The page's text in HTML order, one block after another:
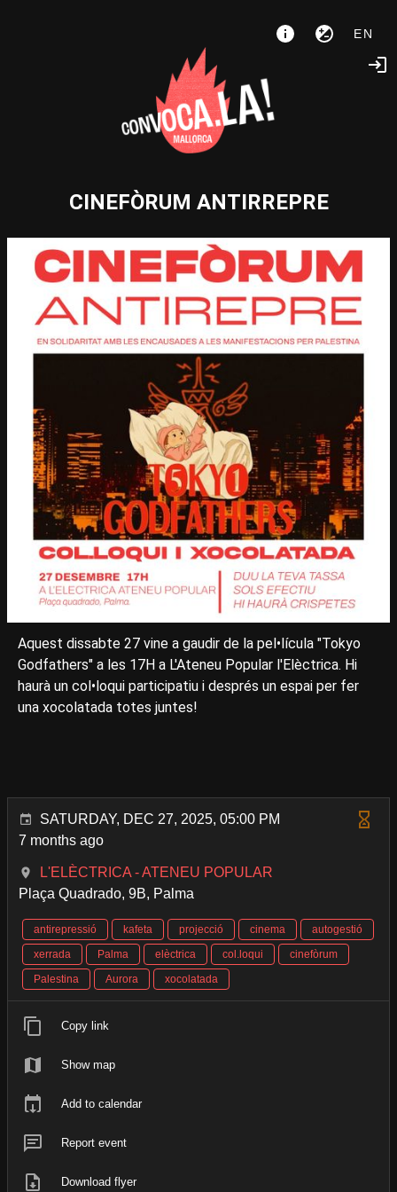
EN
CINEFÒRUM ANTIRREPRE
Aquest dissabte 27 vine a gaudir de la pel•lícula "Tokyo
Godfathers" a les 17H a L'Ateneu Popular l'Elèctrica. Hi
haurà un col•loqui participatiu i després un espai per fer
una xocolatada totes juntes!
SATURDAY, DEC 27, 2025, 05:00 PM
7 months ago
L'ELÈCTRICA - ATENEU POPULAR
Plaça Quadrado, 9B, Palma
antirepressió kafeta projecció cinema
autogestió
xerrada
Palma elèctrica col.loqui
cinefòrum
Palestina
Aurora xocolatada
Copy link
Show map
Add to calendar
Report event
Download flyer